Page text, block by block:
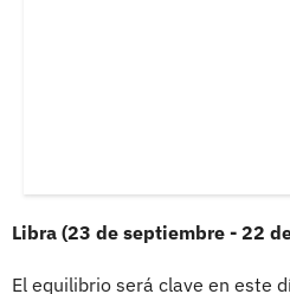
Libra (23 de septiembre - 22
El equilibrio será clave en este